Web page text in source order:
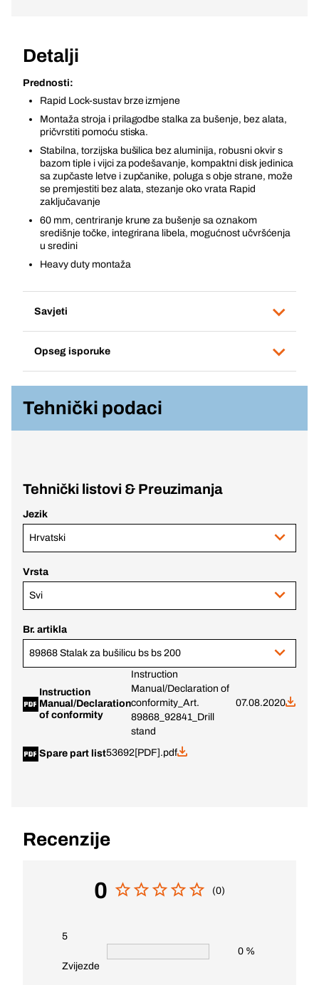
Detalji
Prednosti:
Rapid Lock-sustav brze izmjene
Montaža stroja i prilagodbe stalka za bušenje, bez alata,
pričvrstiti pomoću stiska.
Stabilna, torzijska bušilica bez aluminija, robusni okvir s
bazom tiple i vijci za podešavanje, kompaktni disk jedinica
sa zupčaste letve i zupčanike, poluga s obje strane, može
se premjestiti bez alata, stezanje oko vrata Rapid
zaključavanje
60 mm, centriranje krune za bušenje sa oznakom
središnje točke, integrirana libela, mogućnost učvršćenja
u sredini
Heavy duty montaža
Savjeti
Opseg isporuke
Tehnički podaci
Tehnički listovi & Preuzimanja
Jezik
Hrvatski
Vrsta
Svi
Br. artikla
89868 Stalak za bušilicu bs bs 200
Instruction
Manual/Declaration
of conformity
Instruction
Manual/Declaration of
conformity_Art.
89868_92841_Drill
stand
07.08.2020
Spare part list53692[PDF].pdf
Recenzije
0 (0)
5
Zvijezde
0 %